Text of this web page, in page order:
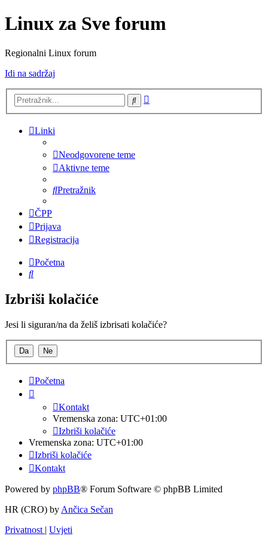
Linux za Sve forum
Regionalni Linux forum
Idi na sadržaj
Pretražnik
Linki
Neodgovorene teme
Aktivne teme
Pretražnik
ČPP
Prijava
Registracija
Početna
Pretražnik
Izbriši kolačiće
Jesi li siguran/na da želiš izbrisati kolačiće?
Početna
Kontakt
Vremenska zona: UTC+01:00
Izbriši kolačiće
Vremenska zona: UTC+01:00
Izbriši kolačiće
Kontakt
Powered by phpBB® Forum Software © phpBB Limited
HR (CRO) by Ančica Sečan
Privatnost | Uvjeti